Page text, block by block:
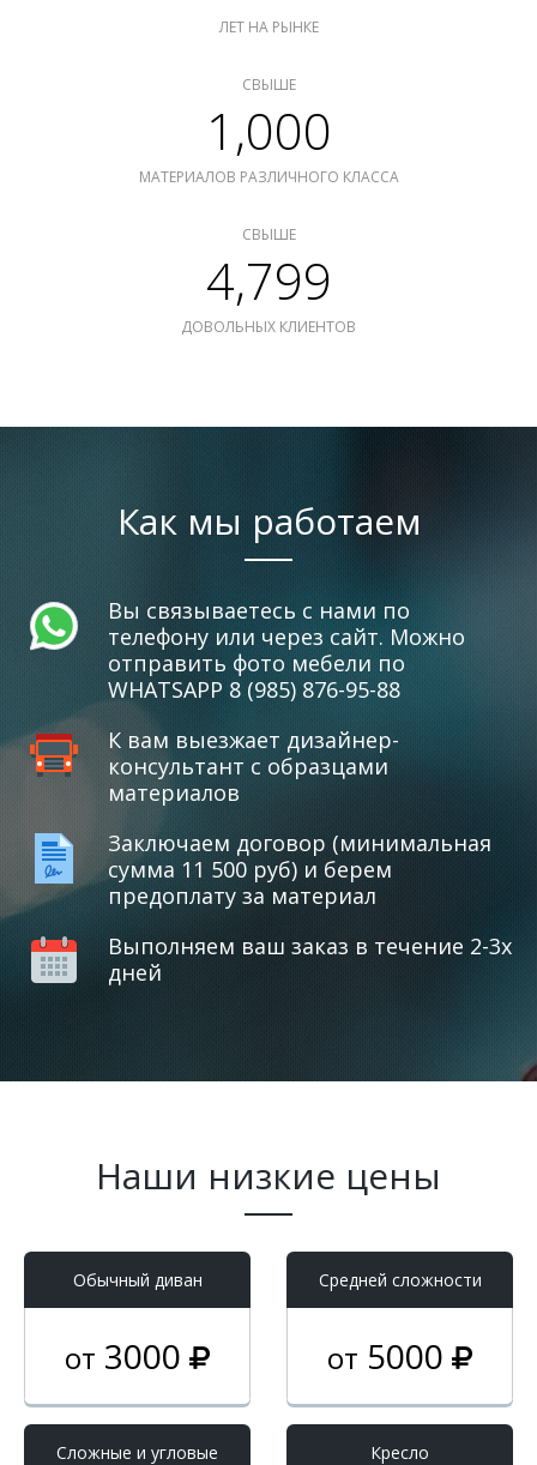
ЛЕТ НА РЫНКЕ
СВЫШЕ
1,000
МАТЕРИАЛОВ РАЗЛИЧНОГО КЛАССА
СВЫШЕ
4,799
ДОВОЛЬНЫХ КЛИЕНТОВ
Как мы работаем
Вы связываетесь с нами по
телефону или через сайт. Можно
отправить фото мебели по
WHATSAPP 8 (985) 876-95-88
К вам выезжает дизайнер-
консультант с образцами
материалов
Заключаем договор (минимальная
сумма 11 500 руб) и берем
предоплату за материал
Выполняем ваш заказ в течение 2-3х
дней
Наши низкие цены
Обычный диван
от 3000
Средней сложности
от 5000
Cложные и угловые Кресло